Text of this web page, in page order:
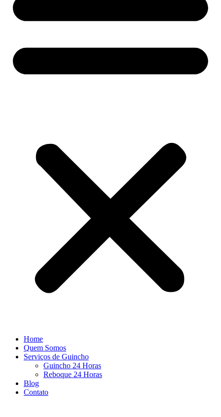
Home
Quem Somos
Serviços de Guincho
Guincho 24 Horas
Reboque 24 Horas
Blog
Contato